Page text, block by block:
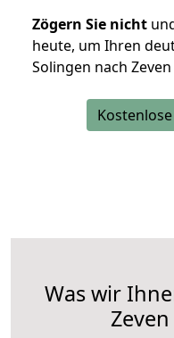
Zögern Sie nicht
heute, um Ihren
Solingen nach
Was wir